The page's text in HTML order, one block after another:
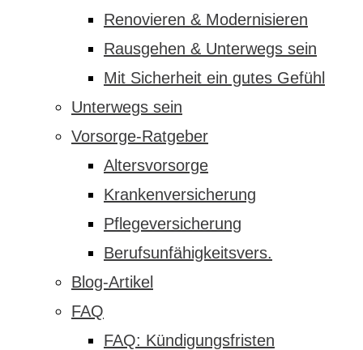
Renovieren & Modernisieren
Rausgehen & Unterwegs sein
Mit Sicherheit ein gutes Gefühl
Unterwegs sein
Vorsorge-Ratgeber
Altersvorsorge
Krankenversicherung
Pflegeversicherung
Berufsunfähigkeitsvers.
Blog-Artikel
FAQ
FAQ: Kündigungsfristen